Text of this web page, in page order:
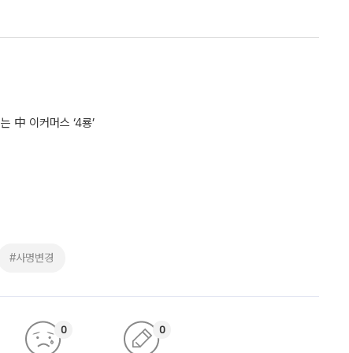
中 이커머스 ‘4룡’
#사명변경
0 0